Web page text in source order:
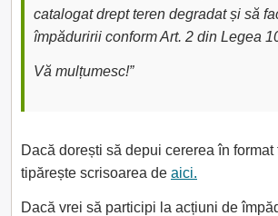
catalogat drept teren degradat și să
împăduririi conform Art. 2 din Legea
Vă mulțumesc!”
Dacă dorești să depui cererea în
tipărește scrisoarea de aici.
Dacă vrei să participi la acțiuni de